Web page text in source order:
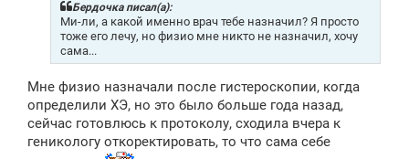
Бердочка писал(а):
Ми-ли, а какой именно врач тебе назначил? Я просто
тоже его лечу, но физио мне никто не назначил, хочу
сама...
Мне физио назначали после гистероскопии, когда
определили ХЭ, но это было больше года назад,
сейчас готовлюсь к протоколу, сходила вчера к
геникологу откоректировать, то что сама себе